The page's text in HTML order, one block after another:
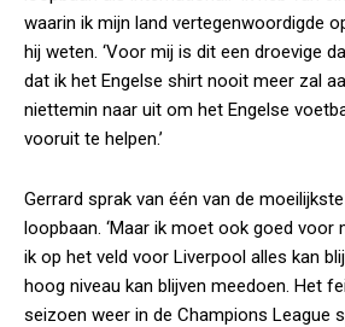
waarin ik mijn land vertegenwoordigde
hij weten. ‘Voor mij is dit een droevige
dat ik het Engelse shirt nooit meer zal
niettemin naar uit om het Engelse
vooruit te helpen.’
Gerrard sprak van één van de
loopbaan. ‘Maar ik moet ook goed voor
ik op het veld voor Liverpool alles kan
hoog niveau kan blijven meedoen. Het
seizoen weer in de Champions League